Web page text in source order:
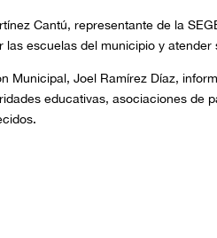
Cantú, representante de la
las escuelas del municipio y
Municipal, Joel Ramírez Díaz,
educativas, asociaciones de